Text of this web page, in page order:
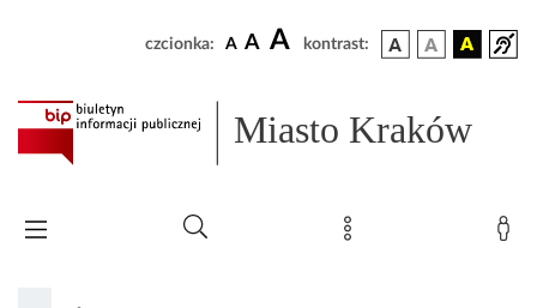
czcionka: A A A kontrast:
Miasto Kraków